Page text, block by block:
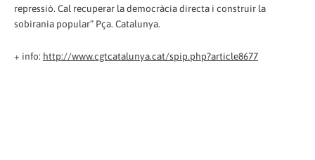
repressió. Cal recuperar la democràcia directa i construir la
sobirania popular” Pça. Catalunya.
+ info: http://www.cgtcatalunya.cat/spip.php?article8677